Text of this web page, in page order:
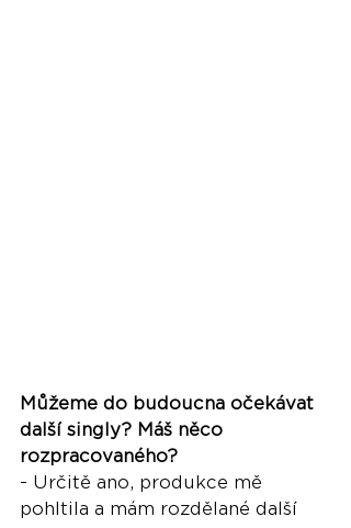
Můžeme do budoucna očekávat
další singly? Máš něco
rozpracovaného?
- Určitě ano, produkce mě
pohltila a mám rozdělané další